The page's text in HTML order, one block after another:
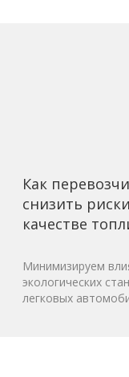
Как
снизить
качестве
Минимизируем
экологических
легковых